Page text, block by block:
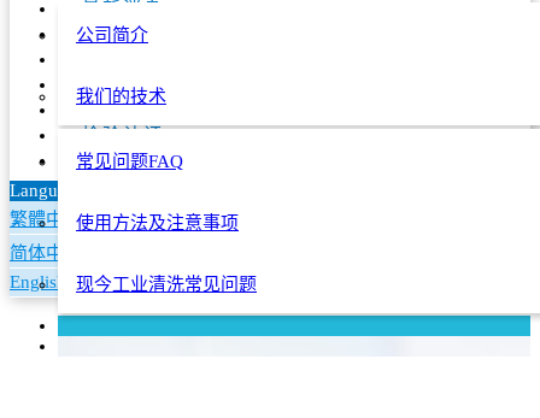
公司简介
我们的技术
最新消息
經銷商
实例应用
常见问题
常见问题FAQ
使用方法及注意事项
现今工业清洗常见问题
检验认证
联络我们
Languages
繁體中文
简体中文
English